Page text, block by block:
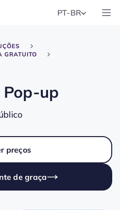
PT-BR
GRATUITO
up
de graça
preços